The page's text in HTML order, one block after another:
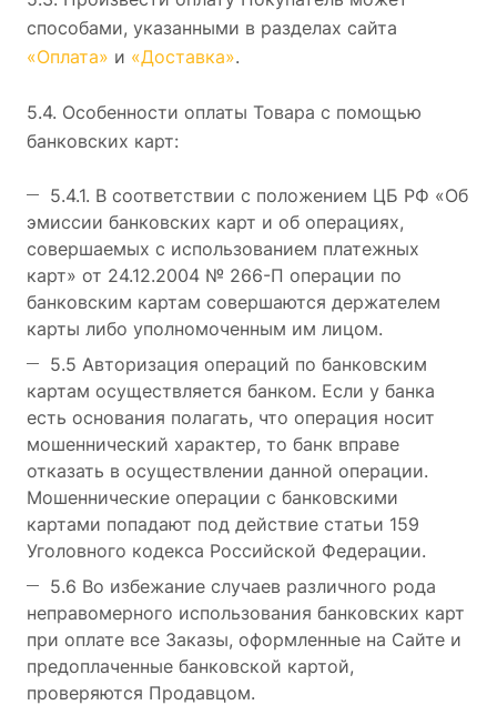
способами, указанными в разделах сайта
«Оплата» и «Доставка».
5.4. Особенности оплаты Товара с помощью
банковских карт:
5.4.1. В соответствии с положением ЦБ РФ «Об
эмиссии банковских карт и об операциях,
совершаемых с использованием платежных
карт» от 24.12.2004 № 266-П операции по
банковским картам совершаются держателем
карты либо уполномоченным им лицом.
5.5 Авторизация операций по банковским
картам осуществляется банком. Если у банка
есть основания полагать, что операция носит
мошеннический характер, то банк вправе
отказать в осуществлении данной операции.
Мошеннические операции с банковскими
картами попадают под действие статьи 159
Уголовного кодекса Российской Федерации.
5.6 Во избежание случаев различного рода
неправомерного использования банковских карт
при оплате все Заказы, оформленные на Сайте и
предоплаченные банковской картой,
проверяются Продавцом.